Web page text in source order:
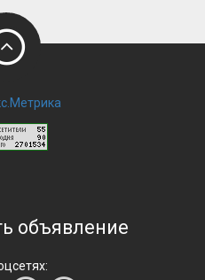
объявление